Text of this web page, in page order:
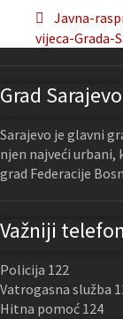
Javna-
vijeca-Grada-
Grad Sarajevo
Sarajevo je glavni
njen najveći
grad Federacije
Važniji
Policija 122
Vatrogasna služba
Hitna pomoć 124